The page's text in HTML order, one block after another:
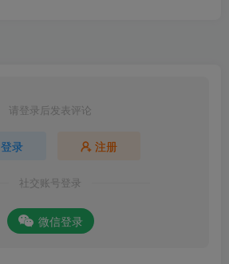
请登录后发表评论
登录 注册
社交账号登录
微信登录